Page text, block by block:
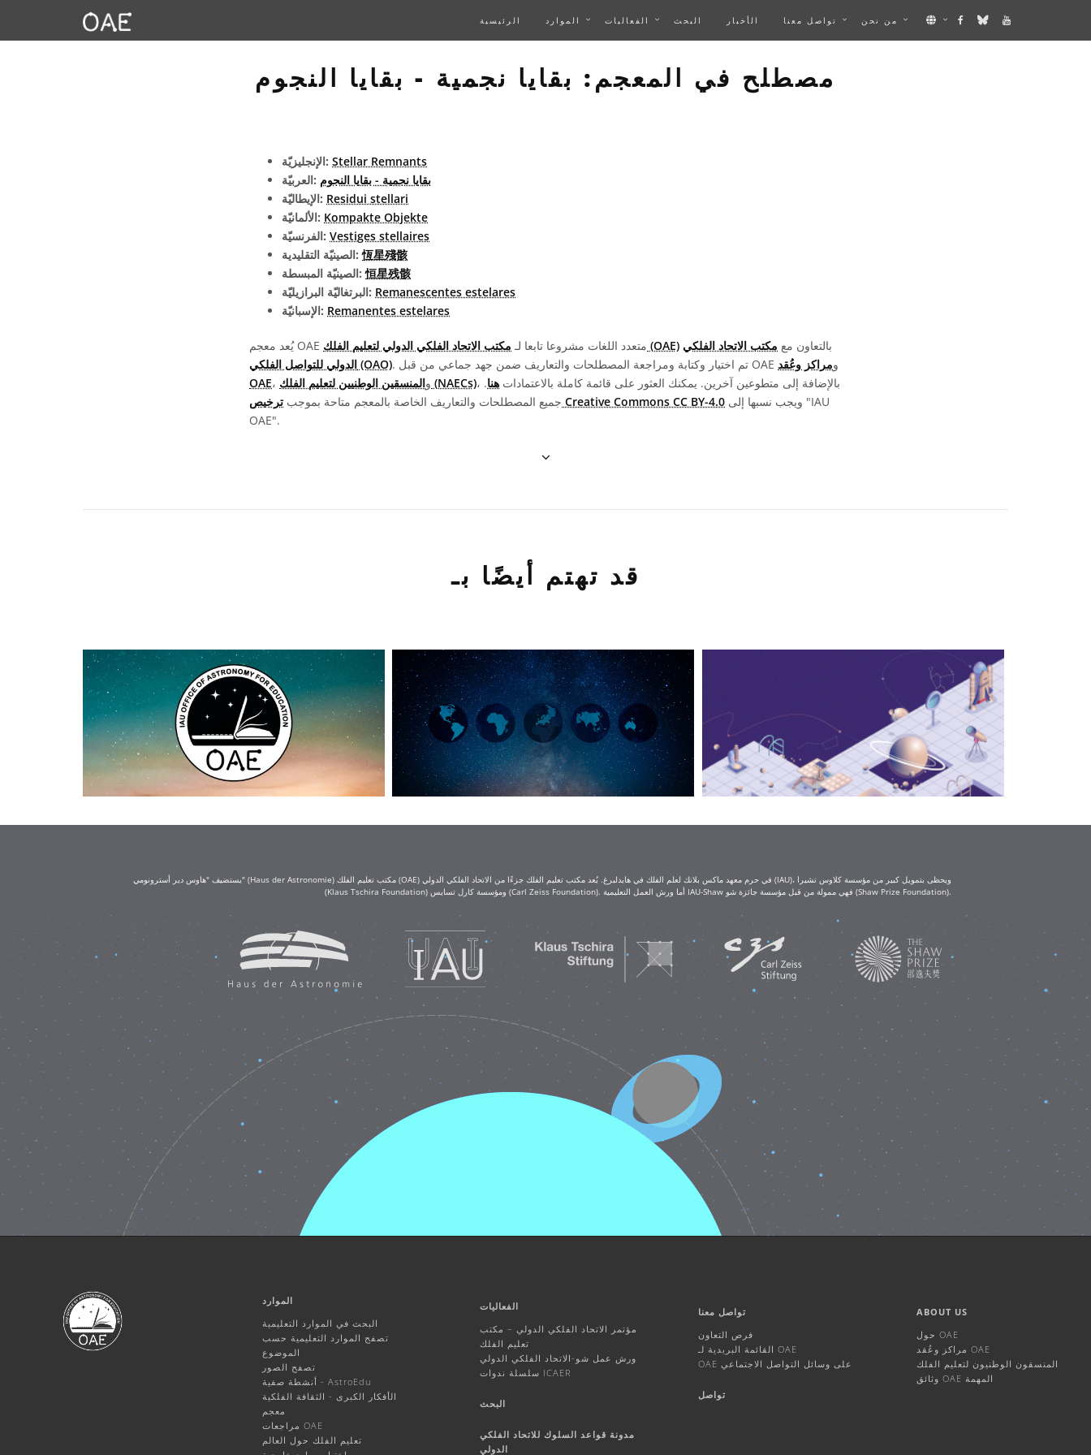
الرئيسية الموارد الفعاليات البحث الأخبار تواصل معنا من نحن
مصطلح في المعجم: بقايا نجمية - بقايا النجوم
الإنجليزيّة: Stellar Remnants
العربيّة: بقايا نجمية - بقايا النجوم
الإيطاليّة: Residui stellari
الألمانيّة: Kompakte Objekte
الفرنسيّة: Vestiges stellaires
الصينيّة التقليدية:恆星殘骸
الصينيّة المبسطة:恒星残骸
البرتغاليّة البرازيليّة: Remanescentes estelares
الإسبانيّة: Remanentes estelares
يُعد معجم OAE متعدد اللغات مشروعا تابعا لـ مكتب الاتحاد الفلكي الدولي لتعليم الفلك (OAE) بالتعاون مع مكتب الاتحاد الفلكي
الدولي للتواصل الفلكي (OAO)
. تم اختيار وكتابة ومراجعة المصطلحات والتعاريف ضمن جهد جماعي من قبل OAE ومراكز وعُقد
OAE
، و المنسقين الوطنيين لتعليم الفلك (NAECs) ، بالإضافة إلى متطوعين آخرين. يمكنك العثور على قائمة كاملة بالاعتمادات هنا.
جميع المصطلحات والتعاريف الخاصة بالمعجم متاحة بموجب ترخيص Creative Commons CC BY-4.0
OAE".
قد تهتم أيضًا بـ
يستضيف "هاوس دير أسترونومي" (Haus der Astronomie) مكتب تعليم الفلك (OAE) في حرم معهد ماكس بلانك لعلم الفلك في هايدلبرغ. يُعد مكتب تعليم الفلك جزءًا من الاتحاد الفلكي الدولي (IAU)، ويحظى بتمويل كبير من مؤسسة كلاوس تشيرا
(Klaus Tschira Foundation) ومؤسسة كارل تسايس (Carl Zeiss Foundation). أما ورش العمل التعليمية IAU-Shaw فهي ممولة من قبل مؤسسة جائزة شو (Shaw Prize Foundation).
الموارد
البحث في الموارد التعليمية
تصفح الموارد التعليمية حسب
الموضوع
تصفح الصور
أنشطة صفية - AstroEdu
الأفكار الكبرى - الثقافة الفلكية
معجم
مراجعات OAE
تعليم الفلك حول العالم
الفعاليات
مؤتمر الاتحاد الفلكي الدولي – مكتب
تعليم الفلك
ورش عمل شو-الاتحاد الفلكي الدولي
سلسلة ندوات ICAER
البحث
مدونة قواعد السلوك للاتحاد الفلكي
الدولي
تواصل معنا
فرص التعاون
القائمة البريدية لـ OAE
OAE على وسائل التواصل الاجتماعي
تواصل
ABOUT US
حول OAE
مراكز وعُقد OAE
المنسقون الوطنيون لتعليم الفلك
وثائق OAE المهمة